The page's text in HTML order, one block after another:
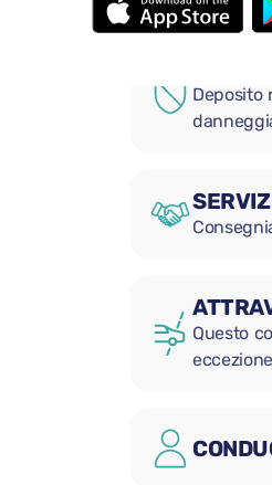
Deposito
Questo